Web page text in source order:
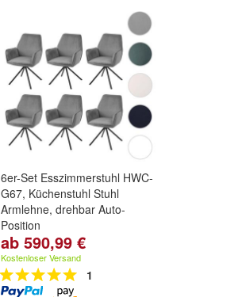
6er-Set Esszimmerstuhl HWC-
G67, Küchenstuhl Stuhl
Armlehne, drehbar Auto-
Position
Variante:Dunkelgrau, Beine
schwarz,Creme-beige, Beine
schwarz,Grün, Beine schwarz
undweitere ...
ab 590,99 €
Kostenloser Versand
1